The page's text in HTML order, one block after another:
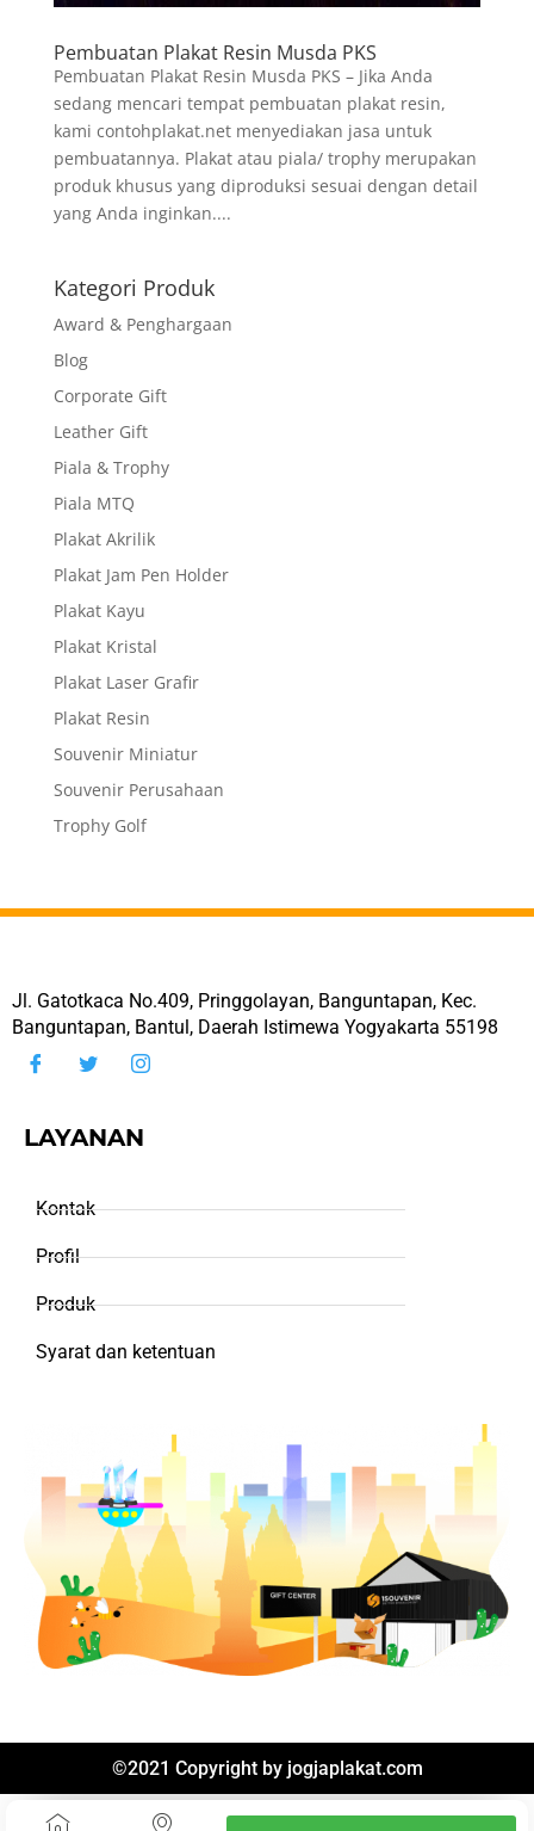
Pembuatan Plakat Resin Musda PKS
Pembuatan Plakat Resin Musda PKS – Jika Anda
sedang mencari tempat pembuatan plakat resin,
kami contohplakat.net menyediakan jasa untuk
pembuatannya. Plakat atau piala/ trophy merupakan
produk khusus yang diproduksi sesuai dengan detail
yang Anda inginkan....
Kategori Produk
Award & Penghargaan
Blog
Corporate Gift
Leather Gift
Piala & Trophy
Piala MTQ
Plakat Akrilik
Plakat Jam Pen Holder
Plakat Kayu
Plakat Kristal
Plakat Laser Grafir
Plakat Resin
Souvenir Miniatur
Souvenir Perusahaan
Trophy Golf
Jl. Gatotkaca No.409, Pringgolayan, Banguntapan, Kec.
Banguntapan, Bantul, Daerah Istimewa Yogyakarta 55198
LAYANAN
Kontak
Profil
Produk
Syarat dan ketentuan
©2021 Copyright by jogjaplakat.com